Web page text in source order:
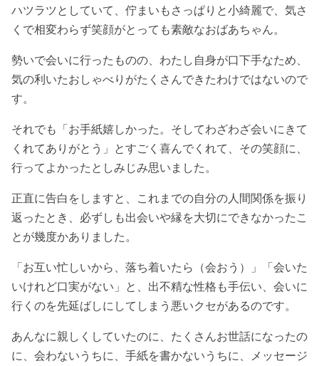
ハツラツとしていて、佇まいもさっぱりと小綺麗で、気さ
くで相変わらず笑顔がとっても素敵なおばあちゃん。
勢いで会いに行ったものの、わたし自身が口下手なため、
気の利いたおしゃべりがたくさんできたわけではないので
す。
それでも「お手紙嬉しかった。そしてわざわざ会いにきて
くれてありがとう」とすごく喜んでくれて、その笑顔に、
行ってよかったとしみじみ思いました。
正直に告白をしますと、これまでの自分の人間関係を振り
返ったとき、必ずしも出会いや縁を大切にできなかったこ
とが幾度かありました。
「お互い忙しいから、落ち着いたら（会おう）」「会いた
いけれど口実がない」と、出不精な性格も手伝い、会いに
行くのを先延ばしにしてしまう悪いクセがあるのです。
あんなに親しくしていたのに、たくさんお世話になったの
に、会わないうちに、手紙を書かないうちに、メッセージ